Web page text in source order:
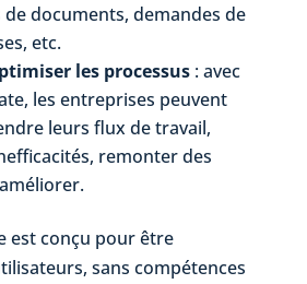
documents, demandes de
etc.
les processus: avec
les entreprises peuvent
leurs flux de travail,
remonter des
est conçu pour être
sans compétences